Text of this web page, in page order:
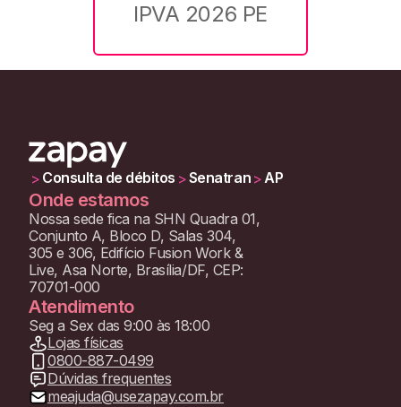
IPVA 2026 PE
> Consulta de débitos >Senatran >AP
Onde estamos
Nossa sede fica na SHN Quadra 01,
Conjunto A, Bloco D, Salas 304,
305 e 306, Edifício Fusion Work &
Live, Asa Norte, Brasília/DF, CEP:
70701-000
Atendimento
Seg a Sex das 9:00 às 18:00
Lojas físicas
0800-887-0499
Dúvidas frequentes
meajuda@usezapay.com.br